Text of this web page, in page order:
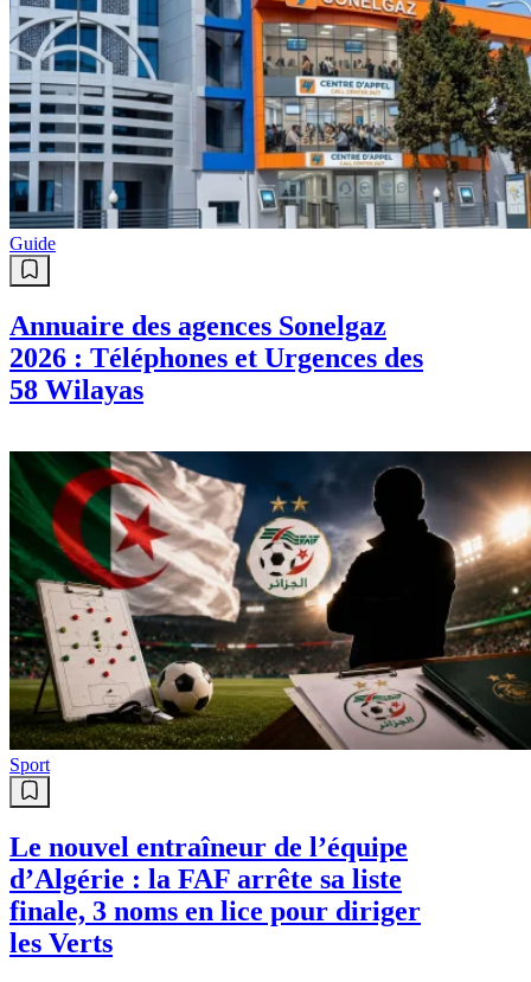
Guide
Annuaire des agences Sonelgaz
2026 : Téléphones et Urgences des
58 Wilayas
Sport
Le nouvel entraîneur de l’équipe
d’Algérie : la FAF arrête sa liste
finale, 3 noms en lice pour diriger
les Verts